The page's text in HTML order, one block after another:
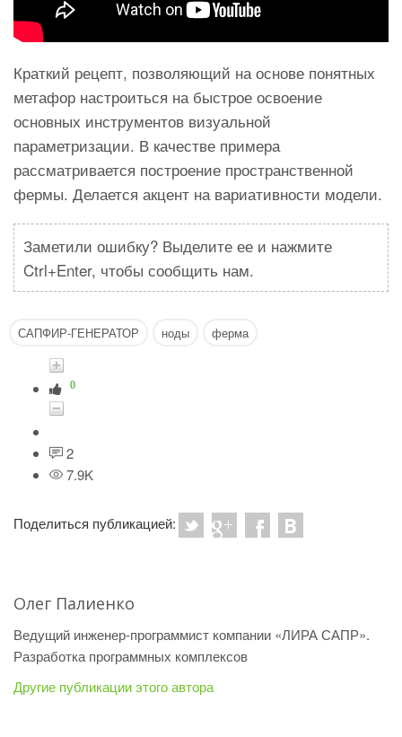
Краткий рецепт, позволяющий на основе понятных
метафор настроиться на быстрое освоение
основных инструментов визуальной
параметризации. В качестве примера
рассматривается построение пространственной
фермы. Делается акцент на вариативности модели.
Заметили ошибку? Выделите ее и нажмите
Ctrl+Enter, чтобы сообщить нам.
САПФИР-ГЕНЕРАТОР ноды ферма
0
2
7.9K
Поделиться публикацией:
Олег Палиенко
Ведущий инженер-программист компании «ЛИРА САПР».
Разработка программных комплексов
Другие публикации этого автора